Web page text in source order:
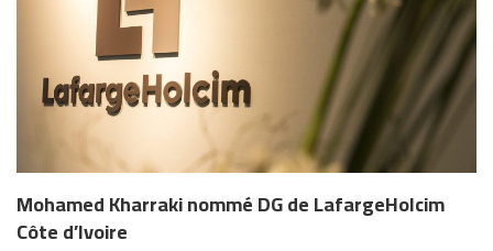
Mohamed Kharraki nommé DG de LafargeHolcim
Côte d’Ivoire